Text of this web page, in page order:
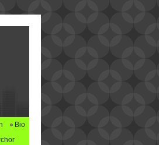
Bio